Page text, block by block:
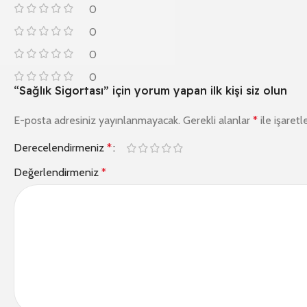
0
0
0
0
“Sağlık Sigortası” için yorum yapan ilk kişi siz olun
E-posta adresiniz yayınlanmayacak. Gerekli alanlar * ile
Derecelendirmeniz *
Değerlendirmeniz *